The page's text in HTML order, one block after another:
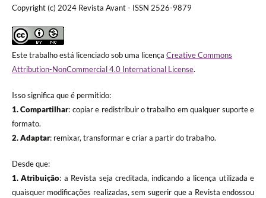
Copyright (c) 2024 Revista Avant - ISSN 2526-9879
Este trabalho está licenciado sob uma licença Creative Commons
Attribution-NonCommercial 4.0 International License.
Isso significa que é permitido:
1. Compartilhar: copiar e redistribuir o trabalho em qualquer suporte e
formato.
2. Adaptar: remixar, transformar e criar a partir do trabalho.
Desde que:
1. Atribuição: a Revista seja creditada, indicando a licença utilizada e
quaisquer modificações realizadas, sem sugerir que a Revista endossou